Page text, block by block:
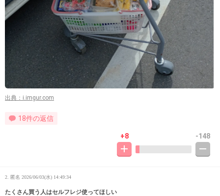
出典：i.imgur.com
18件の返信
+8 -148
2. 匿名 2026/06/03(水) 14:49:34
たくさん買う人はセルフレジ使ってほしい